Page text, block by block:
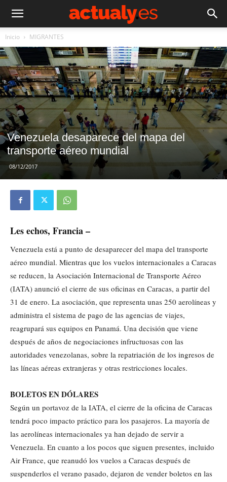
Inicio MIGRANTES
Venezuela desaparece del mapa del
transporte aéreo mundial
08/12/2017
Les echos, Francia –
Venezuela está a punto de desaparecer del mapa del transporte
aéreo mundial. Mientras que los vuelos internacionales a Caracas
se reducen, la Asociación Internacional de Transporte Aéreo
(IATA) anunció el cierre de sus oficinas en Caracas, a partir del
31 de enero. La asociación, que representa unas 250 aerolíneas y
administra el sistema de pago de las agencias de viajes,
reagrupará sus equipos en Panamá. Una decisión que viene
después de años de negociaciones infructuosas con las
autoridades venezolanas, sobre la repatriación de los ingresos de
las líneas aéreas extranjeras y otras restricciones locales.
BOLETOS EN DÓLARES
Según un portavoz de la IATA, el cierre de la oficina de Caracas
tendrá poco impacto práctico para los pasajeros. La mayoría de
las aerolíneas internacionales ya han dejado de servir a
Venezuela. En cuanto a los pocos que siguen presentes, incluido
Air France, que reanudó los vuelos a Caracas después de
suspenderlos el verano pasado, dejaron de vender boletos en las